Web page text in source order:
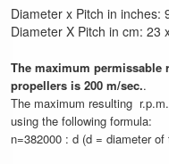
Diameter x Pitch in inches:
Diameter X Pitch in cm: 23
The maximum permissable
propellers is 200 m/sec..
The maximum resulting
using the following formula:
n=382000 : d (d = diameter